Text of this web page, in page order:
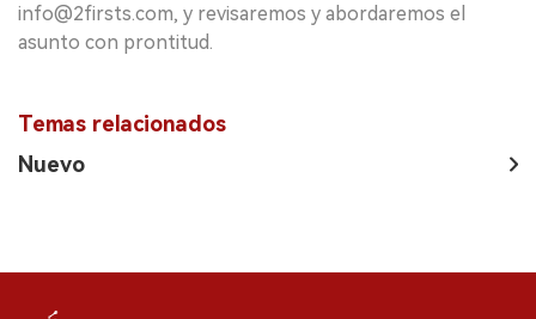
info@2firsts.com, y revisaremos y abordaremos el
asunto con prontitud.
Temas relacionados
Nuevo